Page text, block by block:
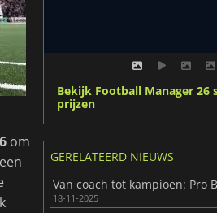
om
Bekijk Football Manager 26
prijzen
GERELATEERD NIEUWS
18-11-2025